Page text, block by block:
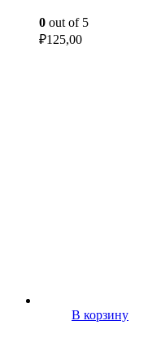
0 out of 5
₽125,00
В корзину